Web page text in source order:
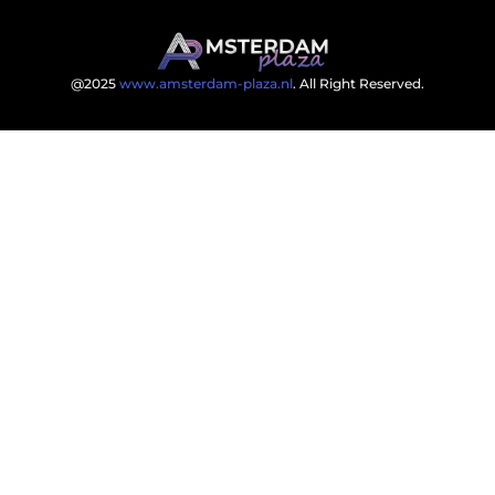
@2025 www.amsterdam-plaza.nl. All Right Reserved.